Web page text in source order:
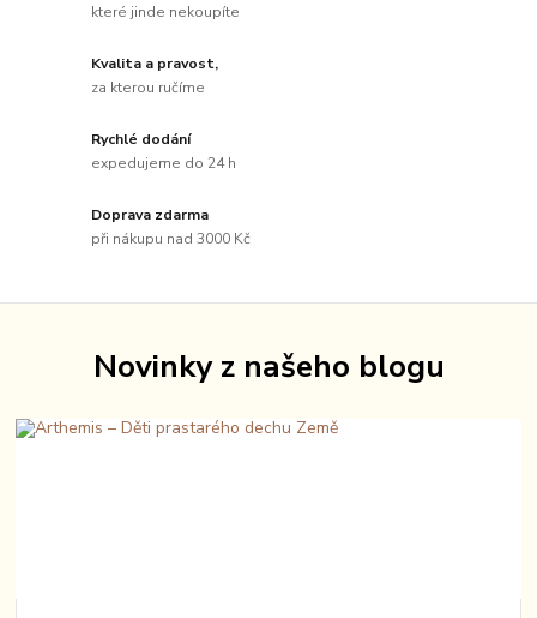
které jinde nekoupíte
Kvalita a pravost,
za kterou ručíme
Rychlé dodání
expedujeme do 24 h
Doprava zdarma
při nákupu nad 3000 Kč
Novinky z našeho blogu